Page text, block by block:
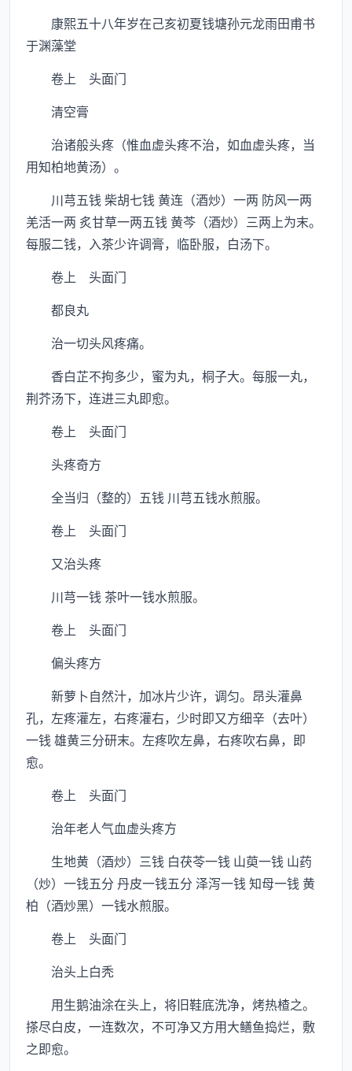
康熙五十八年岁在己亥初夏钱塘孙元龙雨田甫书
于渊藻堂
卷上 头面门
清空膏
治诸般头疼（惟血虚头疼不治，如血虚头疼，当
用知柏地黄汤）。
川芎五钱 柴胡七钱 黄连（酒炒）一两 防风一两
羌活一两 炙甘草一两五钱 黄芩（酒炒）三两上为末。
每服二钱，入茶少许调膏，临卧服，白汤下。
卷上 头面门
都良丸
治一切头风疼痛。
香白芷不拘多少，蜜为丸，桐子大。每服一丸，
荆芥汤下，连进三丸即愈。
卷上 头面门
头疼奇方
全当归（整的）五钱 川芎五钱水煎服。
卷上 头面门
又治头疼
川芎一钱 茶叶一钱水煎服。
卷上 头面门
偏头疼方
新萝卜自然汁，加冰片少许，调匀。昂头灌鼻
孔，左疼灌左，右疼灌右，少时即又方细辛（去叶）
一钱 雄黄三分研末。左疼吹左鼻，右疼吹右鼻，即
愈。
卷上 头面门
治年老人气血虚头疼方
生地黄（酒炒）三钱 白茯苓一钱 山萸一钱 山药
（炒）一钱五分 丹皮一钱五分 泽泻一钱 知母一钱 黄
柏（酒炒黑）一钱水煎服。
卷上 头面门
治头上白秃
用生鹅油涂在头上，将旧鞋底洗净，烤热楂之。
搽尽白皮，一连数次，不可净又方用大鳝鱼捣烂，敷
之即愈。